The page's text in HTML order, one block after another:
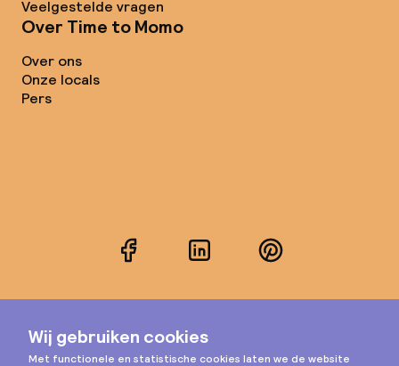
Veelgestelde vragen
Over Time to Momo
Over ons
Onze locals
Pers
FacebookLinkedInPinterest
Instagram